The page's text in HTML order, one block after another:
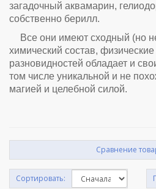
загадочный аквамарин,
собственно берилл.
Все они имеют сходный (но
химический состав,
разновидностей обладает и
том числе уникальной и не
магией и целебной силой.
Сравнение
Сортировать: